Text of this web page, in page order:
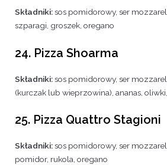
Składniki:sos pomidorowy, ser
szparagi, groszek, oregano
24. Pizza Shoarma
Składniki:sos pomidorowy, ser
(kurczak lub wieprzowina), ananas,
25. Pizza Quattro Stagioni
Składniki:sos pomidorowy, ser
pomidor, rukola, oregano